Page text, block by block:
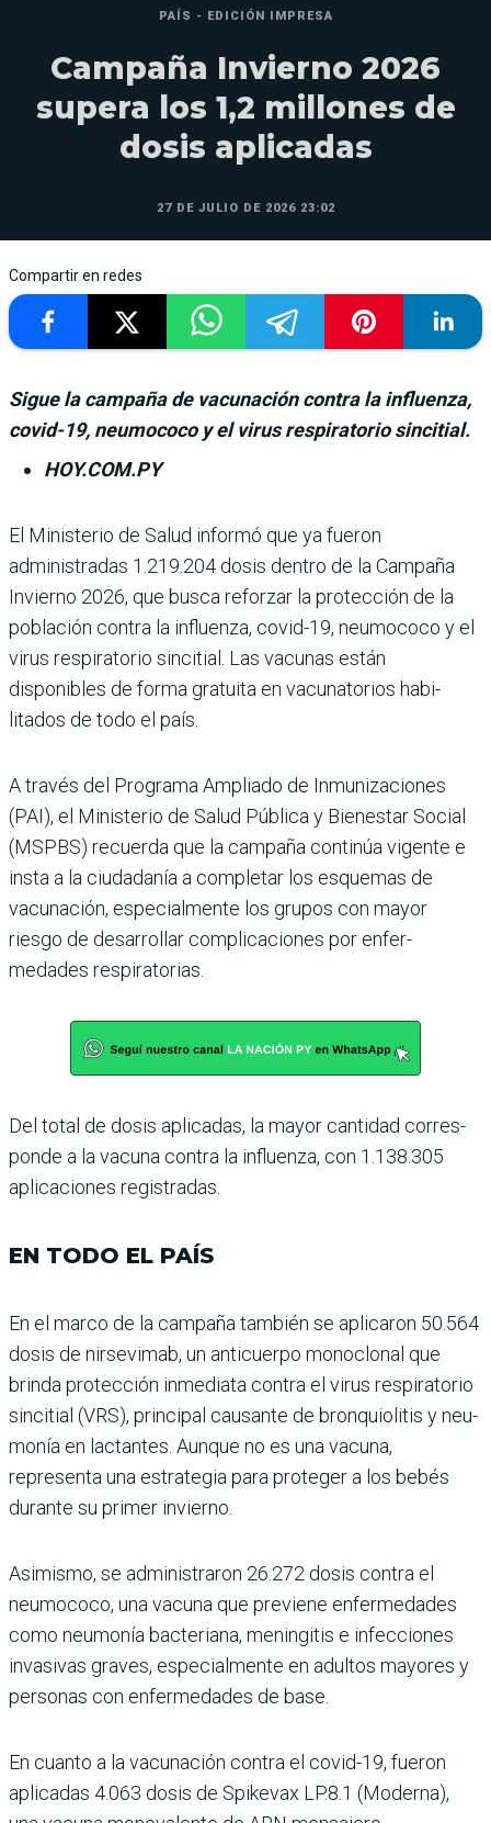
PAÍS - EDICIÓN IMPRESA
Campaña Invierno 2026
supera los 1,2 millones de
dosis aplicadas
27 DE JULIO DE 2026 23:02
Compartir en redes
Sigue la campaña de vacunación contra la influenza,
covid-19, neumococo y el virus respiratorio sincitial.
HOY.COM.PY
El Ministerio de Salud informó que ya fue­ron
administradas 1.219.204 dosis dentro de la Campaña
Invierno 2026, que busca reforzar la protección de la
población contra la influenza, covid-19, neumococo y el
virus respiratorio sincitial. Las vacu­nas están
disponibles de forma gratuita en vacunatorios habi­
litados de todo el país.
A través del Programa Ampliado de Inmunizacio­nes
(PAI), el Ministerio de Salud Pública y Bienestar Social
(MSPBS) recuerda que la campaña continúa vigente e
insta a la ciudadanía a com­pletar los esquemas de
vacuna­ción, especialmente los grupos con mayor
riesgo de desarro­llar complicaciones por enfer­
medades respiratorias.
Del total de dosis aplicadas, la mayor cantidad corres­
ponde a la vacuna contra la influenza, con 1.138.305
apli­caciones registradas.
EN TODO EL PAÍS
En el marco de la campaña también se aplicaron 50.564
dosis de nirsevimab, un anticuerpo monoclonal que
brinda protección inmediata contra el virus respiratorio
sincitial (VRS), principal cau­sante de bronquiolitis y neu­
monía en lactantes. Aunque no es una vacuna,
representa una estrategia para proteger a los bebés
durante su primer invierno.
Asimismo, se administra­ron 26.272 dosis contra el
neumococo, una vacuna que previene enfermedades
como neumonía bacteriana, menin­gitis e infecciones
invasivas graves, especialmente en adultos mayores y
personas con enfermedades de base.
En cuanto a la vacunación contra el covid-19, fueron
aplicadas 4.063 dosis de Spikevax LP.8.1 (Moderna),